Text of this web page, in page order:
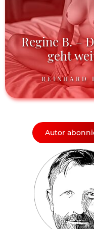
Regine B. –
geht
REINHARD
Autor